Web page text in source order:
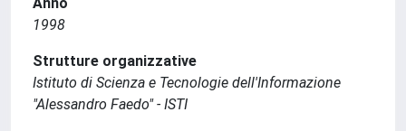
1998
Strutture organizzative
Istituto di Scienza e Tecnologie dell'Informazione
"Alessandro Faedo" - ISTI